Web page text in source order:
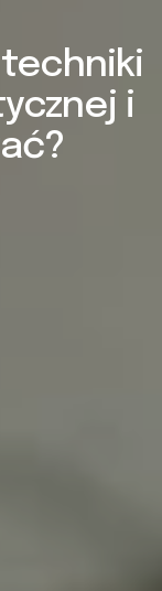
techniki
i